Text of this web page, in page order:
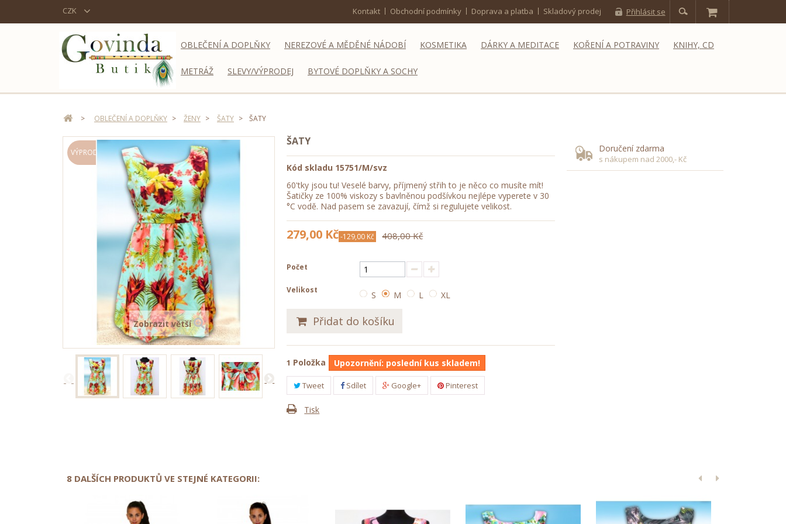
Přihlásit se
CZK Kontakt Obchodní podmínky Doprava a platba Skladový prodej
OBLEČENÍ A DOPLŇKY NEREZOVÉ A MĚDĚNÉ NÁDOBÍ KOSMETIKA DÁRKY A MEDITACE KOŘENÍ A POTRAVINY KNIHY, CD
METRÁŽ SLEVY/VÝPRODEJ BYTOVÉ DOPLŇKY A SOCHY
> OBLEČENÍ A DOPLŇKY > ŽENY > ŠATY > ŠATY
VÝPRODEJ!
Zobrazit větší
ŠATY
Kód skladu 15751/M/svz
60'tky jsou tu! Veselé barvy, příjmený střih to je něco co musíte mít!
Šatičky ze 100% viskozy s bavlněnou podšívkou nejlépe vyperete v 30
°C vodě. Nad pasem se zavazují, čímž si regulujete velikost.
279,00 Kč-129,00 Kč 408,00 Kč
Počet
Velikost S M L XL
Přidat do košíku
1 Položka Upozornění: poslední kus skladem!
Tweet Sdílet Google+ Pinterest
Tisk
Doručení zdarma
s nákupem nad 2000,- Kč
8 DALŠÍCH PRODUKTŮ VE STEJNÉ KATEGORII: